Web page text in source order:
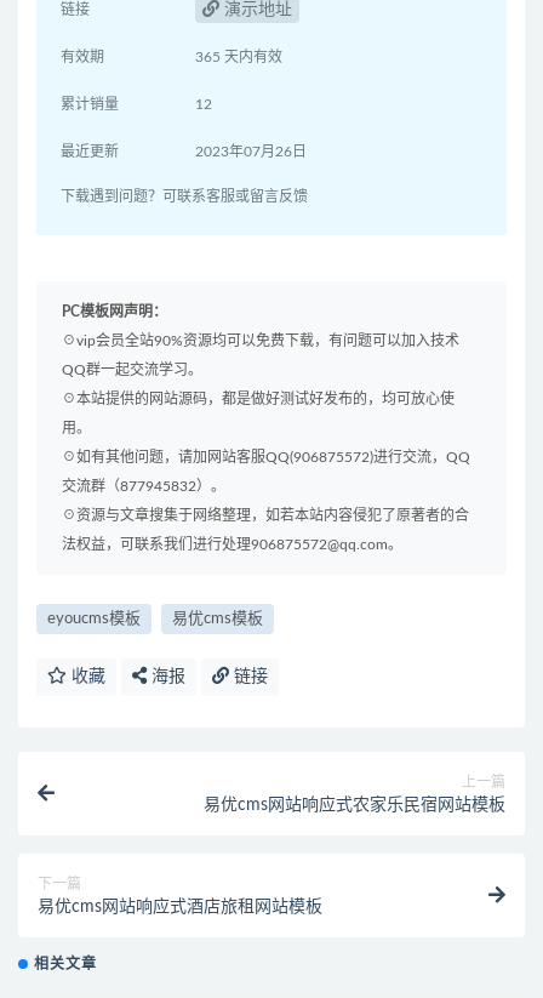
链接 演示地址
有效期 365 天内有效
累计销量 12
最近更新 2023年07月26日
下载遇到问题？可联系客服或留言反馈
PC模板网声明：
☉vip会员全站90%资源均可以免费下载，有问题可以加入技术
QQ群一起交流学习。
☉本站提供的网站源码，都是做好测试好发布的，均可放心使
用。
☉如有其他问题，请加网站客服QQ(906875572)进行交流，QQ
交流群（877945832）。
☉资源与文章搜集于网络整理，如若本站内容侵犯了原著者的合
法权益，可联系我们进行处理906875572@qq.com。
eyoucms模板 易优cms模板
收藏 海报 链接
上一篇
易优cms网站响应式农家乐民宿网站模板
下一篇
易优cms网站响应式酒店旅租网站模板
相关文章